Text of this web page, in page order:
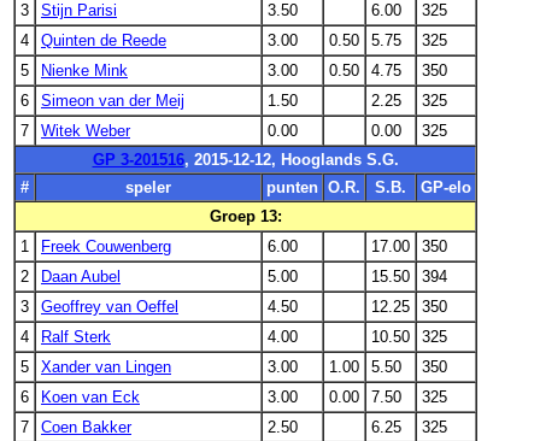
3
Stijn Parisi 3.50 6.00
325
4
Quinten de Reede 3.00 0.50 5.75
325
5
Nienke Mink 3.00 0.50 4.75
350
6
Simeon van der Meij 1.50 2.25
325
7
Witek Weber 0.00 0.00
325
GP 3-201516, 2015-12-12, Hooglands S.G.
#
speler punten O.R. S.B.
GP-elo
Groep 13:
1
Freek Couwenberg 6.00 17.00
350
2
Daan Aubel 5.00 15.50
394
3
Geoffrey van Oeffel 4.50 12.25
350
4
Ralf Sterk 4.00 10.50
325
5
Xander van Lingen 3.00 1.00 5.50
350
6
Koen van Eck 3.00 0.00 7.50
325
7
Coen Bakker 2.50 6.25
325